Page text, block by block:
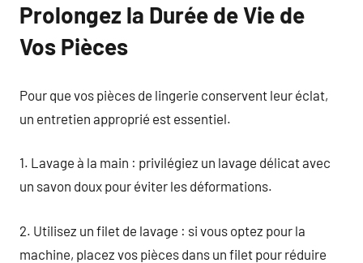
Prolongez la Durée de Vie de
Vos Pièces
Pour que vos pièces de lingerie conservent leur éclat,
un entretien approprié est essentiel.
1. Lavage à la main : privilégiez un lavage délicat avec
un savon doux pour éviter les déformations.
2. Utilisez un filet de lavage : si vous optez pour la
machine, placez vos pièces dans un filet pour réduire